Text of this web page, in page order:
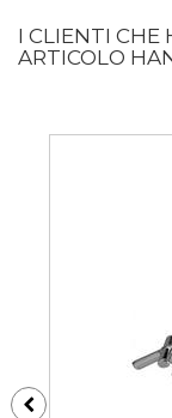
I CLIENTI CHE
ARTICOLO